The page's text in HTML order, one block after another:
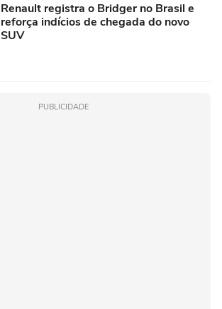
Renault registra o Bridger no Brasil e
reforça indícios de chegada do novo
SUV
PUBLICIDADE